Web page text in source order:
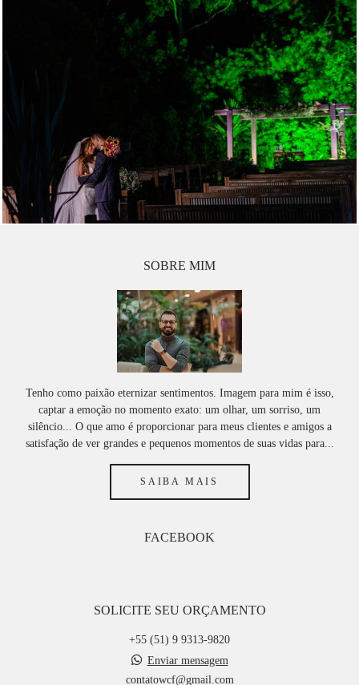
SOBRE MIM
Tenho como paixão eternizar sentimentos. Imagem para mim é isso,
captar a emoção no momento exato: um olhar, um sorriso, um
silêncio... O que amo é proporcionar para meus clientes e amigos a
satisfação de ver grandes e pequenos momentos de suas vidas para...
SAIBA MAIS
FACEBOOK
SOLICITE SEU ORÇAMENTO
+55 (51) 9 9313-9820
Enviar mensagem
contatowcf@gmail.com